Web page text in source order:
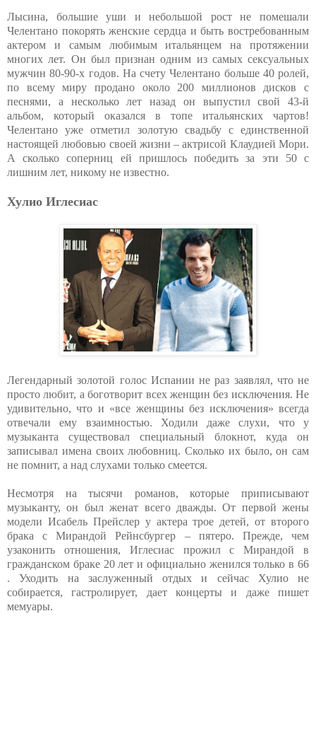
Лысина, большие уши и небольшой рост не помешали
Челентано покорять женские сердца и быть востребованным
актером и самым любимым итальянцем на протяжении
многих лет. Он был признан одним из самых сексуальных
мужчин 80-90-х годов. На счету Челентано больше 40 ролей,
по всему миру продано около 200 миллионов дисков с
песнями, а несколько лет назад он выпустил свой 43-й
альбом, который оказался в топе итальянских чартов!
Челентано уже отметил золотую свадьбу с единственной
настоящей любовью своей жизни – актрисой Клаудией Мори.
А сколько соперниц ей пришлось победить за эти 50 с
лишним лет, никому не известно.
Хулио Иглесиас
Легендарный золотой голос Испании не раз заявлял, что не
просто любит, а боготворит всех женщин без исключения. Не
удивительно, что и «все женщины без исключения» всегда
отвечали ему взаимностью. Ходили даже слухи, что у
музыканта существовал специальный блокнот, куда он
записывал имена своих любовниц. Сколько их было, он сам
не помнит, а над слухами только смеется.
Несмотря на тысячи романов, которые приписывают
музыканту, он был женат всего дважды. От первой жены
модели Исабель Прейслер у актера трое детей, от второго
брака с Мирандой Рейнсбургер – пятеро. Прежде, чем
узаконить отношения, Иглесиас прожил с Мирандой в
гражданском браке 20 лет и официально женился только в 66
. Уходить на заслуженный отдых и сейчас Хулио не
собирается, гастролирует, дает концерты и даже пишет
мемуары.